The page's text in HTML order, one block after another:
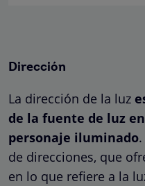
Dirección
La dirección de la luz
de la fuente de luz
personaje iluminado
de direcciones, que
en lo que refiere a la